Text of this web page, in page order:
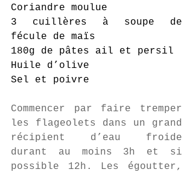
Coriandre moulue
3 cuillères à soupe de
fécule de maïs
180g de pâtes ail et persil
Huile d’olive
Sel et poivre
Commencer par faire tremper
les flageolets dans un grand
récipient d’eau froide
durant au moins 3h et si
possible 12h. Les égoutter,